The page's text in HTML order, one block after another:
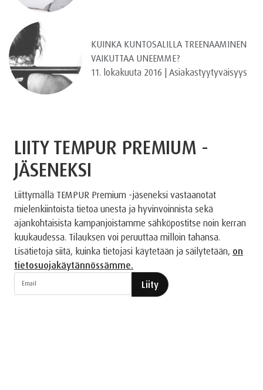
KUINKA KUNTOSALILLA TREENAAMINEN
VAIKUTTAA UNEEMME?
11. lokakuuta 2016 | Asiakastyytyväisyys
LIITY TEMPUR PREMIUM -
JÄSENEKSI
Liittymällä TEMPUR Premium -jäseneksi vastaanotat
mielenkiintoista tietoa unesta ja hyvinvoinnista sekä
ajankohtaisista kampanjoistamme sähköpostitse noin kerran
kuukaudessa. Tilauksen voi peruuttaa milloin tahansa.
Lisätietoja siitä, kuinka tietojasi käytetään ja säilytetään, on
tietosuojakäytännössämme.
Liity